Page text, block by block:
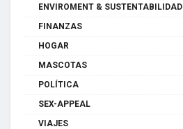
ENVIROMENT & SUSTENTABILIDAD
FINANZAS
HOGAR
MASCOTAS
POLÍTICA
SEX-APPEAL
VIAJES